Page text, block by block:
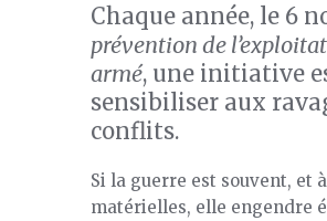
Chaque année, le 6
prévention de
armé, une initiative
sensibiliser aux
conflits.
Si la guerre est souvent, et
matérielles, elle engendre